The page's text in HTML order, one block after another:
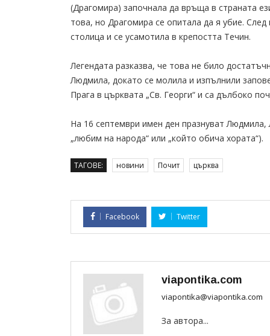
(Драгомира) започнала да връща в страната
това, но Драгомира се опитала да я убие.
столица и се усамотила в крепостта Течин.
Легендата разказва, че това не било
Людмила, докато се молила и изпълнили
Прага в църквата „Св. Георги“ и са дълбоко
На 16 септември имен ден празнуват
„любим на народа“ или „който обича хората“).
ТАГОВЕ: новини Почит църква
Facebook Twitter
viapontika.com
viapontika@viapontika.com
За автора...